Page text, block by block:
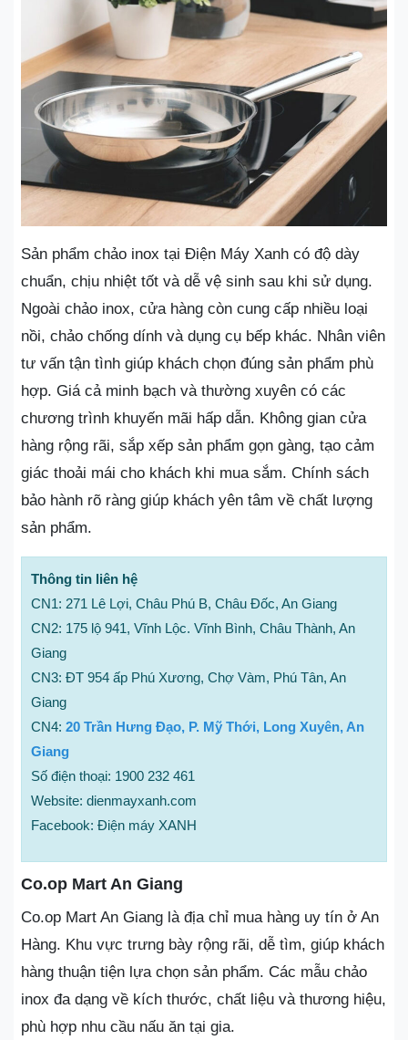
Sản phẩm chảo inox tại Điện Máy Xanh có độ dày
chuẩn, chịu nhiệt tốt và dễ vệ sinh sau khi sử dụng.
Ngoài chảo inox, cửa hàng còn cung cấp nhiều loại
nồi, chảo chống dính và dụng cụ bếp khác. Nhân viên
tư vấn tận tình giúp khách chọn đúng sản phẩm phù
hợp. Giá cả minh bạch và thường xuyên có các
chương trình khuyến mãi hấp dẫn. Không gian cửa
hàng rộng rãi, sắp xếp sản phẩm gọn gàng, tạo cảm
giác thoải mái cho khách khi mua sắm. Chính sách
bảo hành rõ ràng giúp khách yên tâm về chất lượng
sản phẩm.
Thông tin liên hệ
CN1: 271 Lê Lợi, Châu Phú B, Châu Đốc, An Giang
CN2: 175 lộ 941, Vĩnh Lộc. Vĩnh Bình, Châu Thành, An
Giang
CN3: ĐT 954 ấp Phú Xương, Chợ Vàm, Phú Tân, An
Giang
CN4: 20 Trần Hưng Đạo, P. Mỹ Thới, Long Xuyên, An
Giang
Số điện thoại: 1900 232 461
Website: dienmayxanh.com
Facebook: Điện máy XANH
Co.op Mart An Giang
Co.op Mart An Giang là địa chỉ mua hàng uy tín ở An
Hàng. Khu vực trưng bày rộng rãi, dễ tìm, giúp khách
hàng thuận tiện lựa chọn sản phẩm. Các mẫu chảo
inox đa dạng về kích thước, chất liệu và thương hiệu,
phù hợp nhu cầu nấu ăn tại gia.